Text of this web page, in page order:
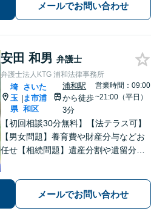
組み、前を向くお手伝いができれば幸
メールでお問い合わせ
安田 和男 弁護士
弁護士法人KTG 浦和法律事務所
埼
玉
県
|
さいた
ま市浦
和区
浦和駅
から徒歩
3分
営業時間：09:00
~21:00（平日）
【初回相談30分無料】【法テラス可】
【男女問題】養育費や財産分与などお
任せ【相続問題】遺産分割や遺留分、
も的確に解決【休日・夜間面談可】
【浦和駅3分】
メールでお問い合わせ